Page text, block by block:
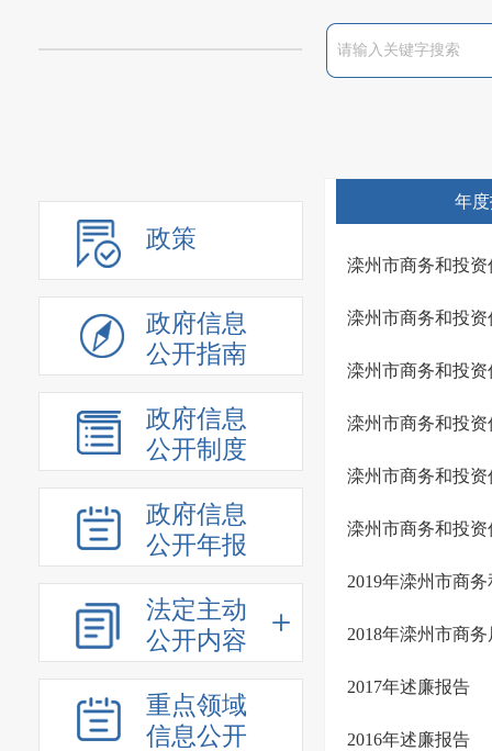
政策
政府信息
公开指南
政府信息
公开制度
政府信息
公开年报
法定主动
公开内容
重点领域
信息公开
年
滦州市商务和投
滦州市商务和投
滦州市商务和投
滦州市商务和投
滦州市商务和投
滦州市商务和投
2019年滦州市商
2018年滦州市商
2017年述廉报告
2016年述廉报告